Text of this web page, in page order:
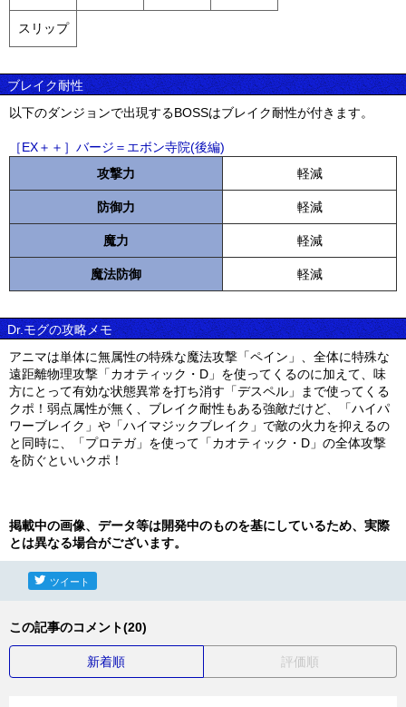
スリップ
ブレイク耐性
以下のダンジョンで出現するBOSSはブレイク耐性が付きます。
［EX＋＋］バージ＝エボン寺院(後編)
攻撃力
軽減
防御力 軽減
魔力 軽減
魔法防御 軽減
Dr.モグの攻略メモ
アニマは単体に無属性の特殊な魔法攻撃「ペイン」、全体に特殊な
遠距離物理攻撃「カオティック・D」を使ってくるのに加えて、味
方にとって有効な状態異常を打ち消す「デスペル」まで使ってくる
クポ！弱点属性が無く、ブレイク耐性もある強敵だけど、「ハイパ
ワーブレイク」や「ハイマジックブレイク」で敵の火力を抑えるの
と同時に、「プロテガ」を使って「カオティック・D」の全体攻撃
を防ぐといいクポ！
掲載中の画像、データ等は開発中のものを基にしているため、実際
とは異なる場合がございます。
ツイート
この記事のコメント(20)
新着順 評価順